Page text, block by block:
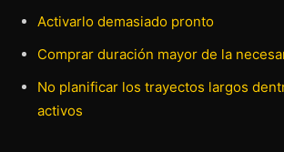
Activarlo demasiado pronto
Comprar duración mayor de la
No planificar los trayectos largos
activos